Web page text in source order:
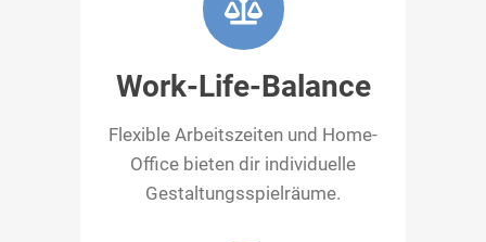
Work-Life-Balance
Flexible Arbeitszeiten und Home-
Office bieten dir individuelle
Gestaltungsspielräume.